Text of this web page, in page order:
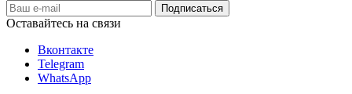
Оставайтесь на связи
Вконтакте
Telegram
WhatsApp